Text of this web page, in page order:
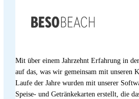
Mit über einem Jahrzehnt Erfahrung in
auf das, was wir gemeinsam mit unseren
Laufe der Jahre wurden mit unserer
Speise- und Getränkekarten erstellt, die